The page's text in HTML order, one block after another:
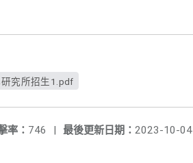
究所招生1.pdf
最後更新日期： 2023-10-04
率： 746 |